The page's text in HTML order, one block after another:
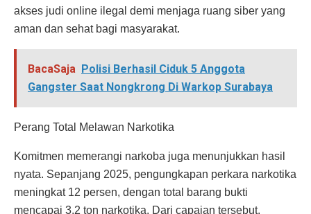
akses judi online ilegal demi menjaga ruang siber yang
aman dan sehat bagi masyarakat.
BacaSaja Polisi Berhasil Ciduk 5 Anggota
Gangster Saat Nongkrong Di Warkop Surabaya
Perang Total Melawan Narkotika
Komitmen memerangi narkoba juga menunjukkan hasil
nyata. Sepanjang 2025, pengungkapan perkara narkotika
meningkat 12 persen, dengan total barang bukti
mencapai 3,2 ton narkotika. Dari capaian tersebut,